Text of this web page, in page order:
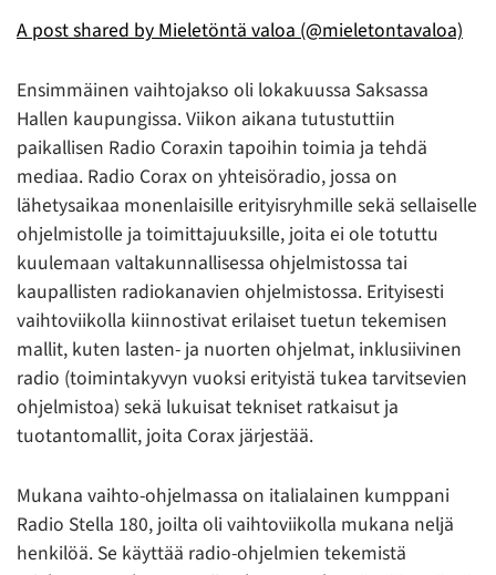
A post shared by Mieletöntä valoa (@mieletontavaloa)
Ensimmäinen vaihtojakso oli lokakuussa Saksassa
Hallen kaupungissa. Viikon aikana tutustuttiin
paikallisen Radio Coraxin tapoihin toimia ja tehdä
mediaa. Radio Corax on yhteisöradio, jossa on
lähetysaikaa monenlaisille erityisryhmille sekä sellaiselle
ohjelmistolle ja toimittajuuksille, joita ei ole totuttu
kuulemaan valtakunnallisessa ohjelmistossa tai
kaupallisten radiokanavien ohjelmistossa. Erityisesti
vaihtoviikolla kiinnostivat erilaiset tuetun tekemisen
mallit, kuten lasten- ja nuorten ohjelmat, inklusiivinen
radio (toimintakyvyn vuoksi erityistä tukea tarvitsevien
ohjelmistoa) sekä lukuisat tekniset ratkaisut ja
tuotantomallit, joita Corax järjestää.
Mukana vaihto-ohjelmassa on italialainen kumppani
Radio Stella 180, joilta oli vaihtoviikolla mukana neljä
henkilöä. Se käyttää radio-ohjelmien tekemistä